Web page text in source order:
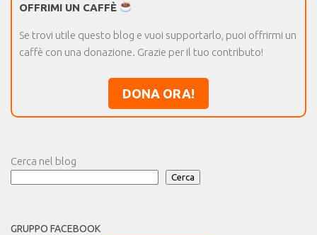
OFFRIMI UN CAFFÈ
Se trovi utile questo blog e vuoi supportarlo, puoi offrirmi un
caffè con una donazione. Grazie per il tuo contributo!
DONA ORA!
Cerca nel blog
Cerca
GRUPPO FACEBOOK